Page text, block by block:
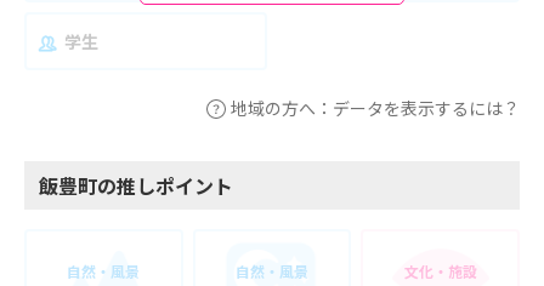
学生
地域の方へ：データを表示するには？
飯豊町の推しポイント
自然・風景 自然・風景 文化・施設